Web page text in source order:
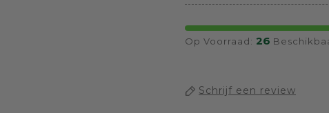
Op Voorraad: 26
Schrijf een review